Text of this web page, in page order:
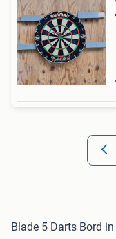
Blade 5 Darts Bord